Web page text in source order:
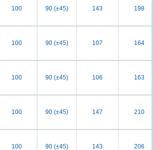
100 90 (±45) 143 198
100 90 (±45) 107 164
100 90 (±45) 106 163
100 90 (±45) 147 210
100 90 (±45) 143 206